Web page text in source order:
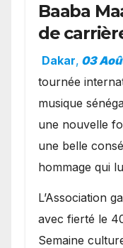
Baaba
de
présence
royale.
Dakar, 03
tournée
musique
une nouvelle
une belle
hommage qui
​L’Association
avec fierté le
Semaine